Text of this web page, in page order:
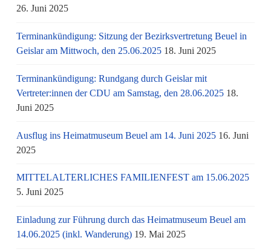
26. Juni 2025
Terminankündigung: Sitzung der Bezirksvertretung Beuel in
Geislar am Mittwoch, den 25.06.2025 18. Juni 2025
Terminankündigung: Rundgang durch Geislar mit
Vertreter:innen der CDU am Samstag, den 28.06.2025 18.
Juni 2025
Ausflug ins Heimatmuseum Beuel am 14. Juni 2025 16. Juni
2025
MITTELALTERLICHES FAMILIENFEST am 15.06.2025
5. Juni 2025
Einladung zur Führung durch das Heimatmuseum Beuel am
14.06.2025 (inkl. Wanderung) 19. Mai 2025